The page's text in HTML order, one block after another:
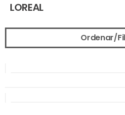
LOREAL
Ordenar/